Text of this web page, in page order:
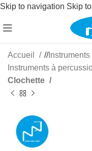
Skip to navigation Skip
Accueil /
Instruments à
Clochette